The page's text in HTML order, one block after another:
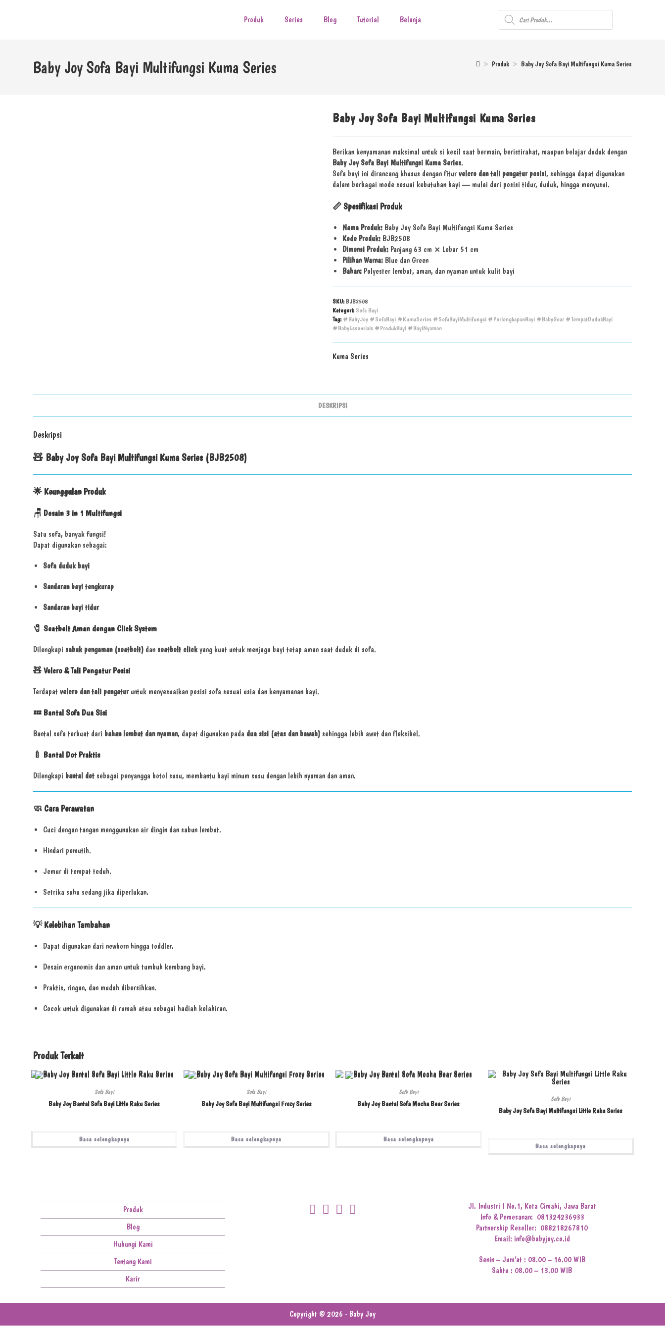
Produk Series Blog Tutorial Belanja
Baby Joy Sofa Bayi Multifungsi Kuma Series > Produk > Baby Joy Sofa Bayi Multifungsi Kuma Series
Baby Joy Sofa Bayi Multifungsi Kuma Series
Berikan kenyamanan maksimal untuk si kecil saat bermain, beristirahat, maupun belajar duduk dengan
Baby Joy Sofa Bayi Multifungsi Kuma Series.
Sofa bayi ini dirancang khusus dengan fitur velcro dan tali pengatur posisi, sehingga dapat digunakan
dalam berbagai mode sesuai kebutuhan bayi — mulai dari posisi tidur, duduk, hingga menyusui.
📏Spesifikasi Produk
Nama Produk: Baby Joy Sofa Bayi Multifungsi Kuma Series
Kode Produk: BJB2508
Dimensi Produk: Panjang 63 cm × Lebar 51 cm
Pilihan Warna: Blue dan Green
Bahan: Polyester lembut, aman, dan nyaman untuk kulit bayi
SKU: BJB2508
Kategori: Sofa Bayi
Tag: #BabyJoy #SofaBayi #KumaSeries #SofaBayiMultifungsi #PerlengkapanBayi #BabyGear #TempatDudukBayi
#BabyEssentials #ProdukBayi #BayiNyaman
Kuma Series
DESKRIPSI
Deskripsi
🧸 Baby Joy Sofa Bayi Multifungsi Kuma Series (BJB2508)
🌟 Keunggulan Produk
🪑 Desain 3 in 1 Multifungsi
Satu sofa, banyak fungsi!
Dapat digunakan sebagai:
Sofa duduk bayi
Sandaran bayi tengkurap
Sandaran bayi tidur
🧷Seatbelt Aman dengan Click System
Dilengkapisabuk pengaman (seatbelt) danseatbelt click yang kuat untuk menjaga bayi tetap aman saat duduk di sofa.
🧸Velcro & Tali Pengatur Posisi
Terdapatvelcro dan tali pengaturuntuk menyesuaikan posisi sofa sesuai usia dan kenyamanan bayi.
💤 Bantal Sofa Dua Sisi
Bantal sofa terbuat dari bahan lembut dan nyaman, dapat digunakan pada dua sisi (atas dan bawah) sehingga lebih awet dan fleksibel.
🍼 Bantal Dot Praktis
Dilengkapi bantal dot sebagai penyangga botol susu, membantu bayi minum susu dengan lebih nyaman dan aman.
🧼 Cara Perawatan
Cuci dengan tangan menggunakan air dingin dan sabun lembut.
Hindari pemutih.
Jemur di tempat teduh.
Setrika suhu sedang jika diperlukan.
💡Kelebihan Tambahan
Dapat digunakan dari newborn hingga toddler.
Desain ergonomis dan aman untuk tumbuh kembang bayi.
Praktis, ringan, dan mudah dibersihkan.
Cocok untuk digunakan di rumah atau sebagai hadiah kelahiran.
Produk Terkait
Sofa Bayi
Baby Joy Bantal Sofa Bayi Little Raku Series
Baca selengkapnya
Sofa Bayi
Baby Joy Sofa Bayi Multifungsi Frozy Series
Baca selengkapnya
Sofa Bayi
Baby Joy Bantal Sofa Mocha Bear Series
Baca selengkapnya
Sofa Bayi
Baby Joy Sofa Bayi Multifungsi Little Raku Series
Baca selengkapnya
Produk
Blog
Hubungi Kami
Tentang Kami
Karir
Jl. Industri I No.1, Kota Cimahi, Jawa Barat
Info & Pemesanan: 081324236933
Partnership Reseller: 088218267810
Email: info@babyjoy.co.id
Senin – Jum’at : 08.00 – 16.00 WIB
Sabtu : 08.00 – 13.00 WIB
Copyright © 2026 - Baby Joy